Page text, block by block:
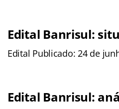
Edital Banrisul:
Edital Publicado: 24 de
Edital Banrisul: